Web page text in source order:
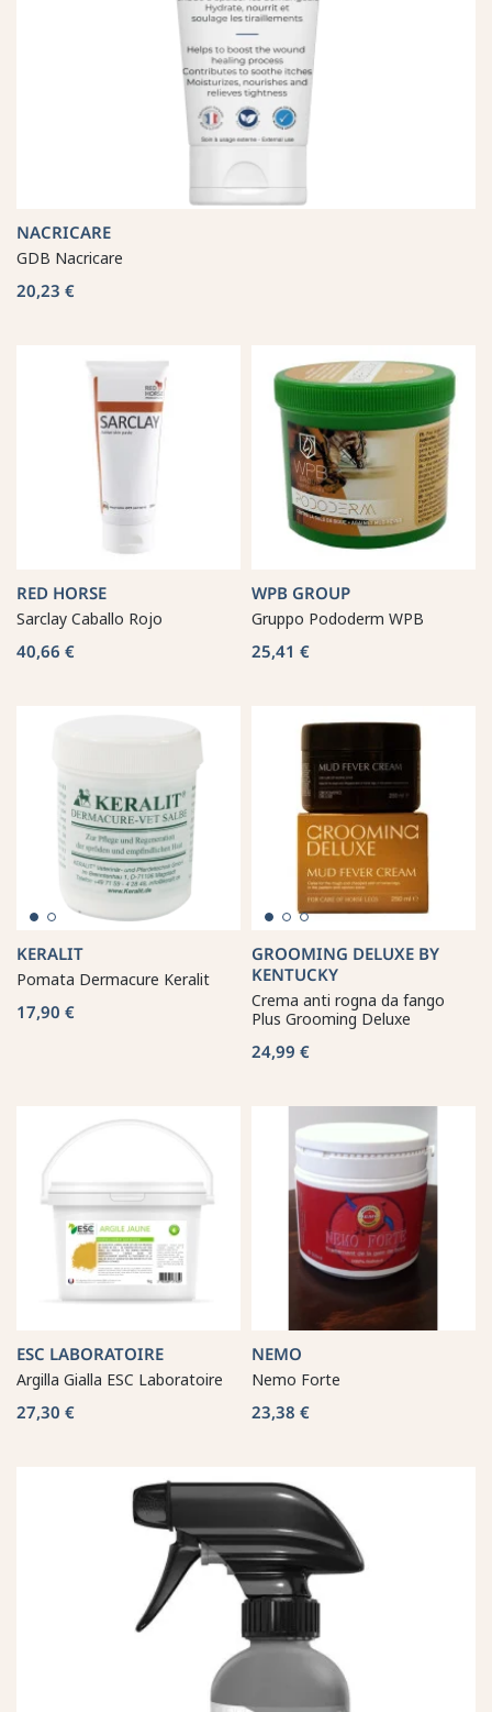
NACRICARE
GDB Nacricare
20,23 €
RED HORSE
Sarclay Caballo Rojo
40,66 €
WPB GROUP
Gruppo Pododerm WPB
25,41 €
KERALIT
Pomata Dermacure Keralit
17,90 €
GROOMING DELUXE BY
KENTUCKY
Crema anti rogna da fango
Plus Grooming Deluxe
24,99 €
ESC LABORATOIRE
Argilla Gialla ESC Laboratoire
27,30 €
NEMO
Nemo Forte
23,38 €